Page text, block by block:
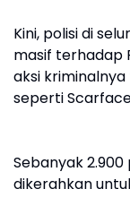
Kini, polisi di
masif terhadap
aksi
seperti
Sebanyak
dikerahkan